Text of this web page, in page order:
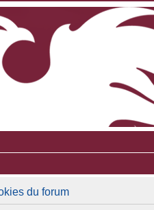
du forum